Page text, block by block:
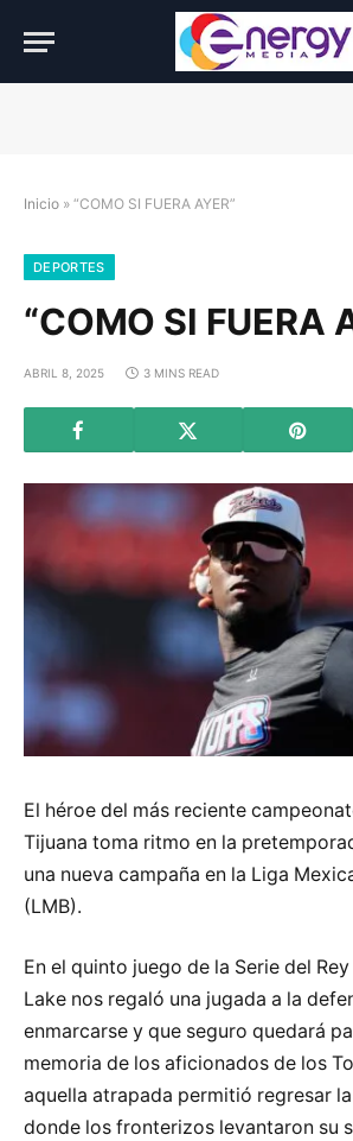
Inicio » “COMO SI FUERA AYER”
DEPORTES
“COMO SI FUERA
ABRIL 8, 2025 3 MINS READ
El héroe del más reciente
Tijuana toma ritmo en la
una nueva campaña en la Liga
(LMB).
En el quinto juego de la Serie del
Lake nos regaló una jugada a la
enmarcarse y que seguro quedará
memoria de los aficionados de los
aquella atrapada permitió regresar
donde los fronterizos levantaron su